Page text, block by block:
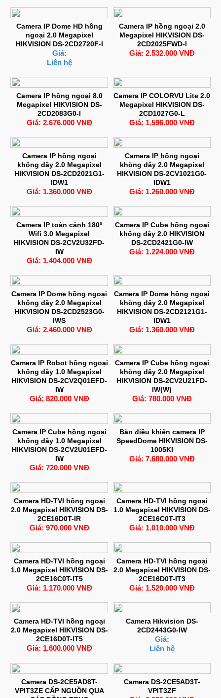
Camera IP Dome HD hồng
ngoại 2.0 Megapixel
HIKVISION DS-2CD2720F-I
Giá:
Liên hệ
Camera IP hồng ngoại 2.0
Megapixel HIKVISION DS-
2CD2025FWD-I
Giá: 2.532.000 VNĐ
Camera IP hồng ngoại 8.0
Megapixel HIKVISION DS-
2CD2083G0-I
Giá: 2.676.000 VNĐ
Camera IP COLORVU Lite 2.0
Megapixel HIKVISION DS-
2CD1027G0-L
Giá: 1.596.000 VNĐ
Camera IP hồng ngoại
không dây 2.0 Megapixel
HIKVISION DS-2CD2021G1-
IDW1
Giá: 1.360.000 VNĐ
Camera IP hồng ngoại
không dây 2.0 Megapixel
HIKVISION DS-2CV1021G0-
IDW1
Giá: 1.260.000 VNĐ
Camera IP toàn cảnh 180º
Wifi 3.0 Megapixel
HIKVISION DS-2CV2U32FD-
IW
Giá: 1.404.000 VNĐ
Camera IP Cube hồng ngoại
không dây 2.0 HIKVISION
DS-2CD2421G0-IW
Giá: 1.224.000 VNĐ
Camera IP Dome hồng ngoại
không dây 2.0 Megapixel
HIKVISION DS-2CD2523G0-
IWS
Giá: 2.460.000 VNĐ
Camera IP Dome hồng ngoại
không dây 2.0 Megapixel
HIKVISION DS-2CD2121G1-
IDW1
Giá: 1.360.000 VNĐ
Camera IP Robot hồng ngoại
không dây 1.0 Megapixel
HIKVISION DS-2CV2Q01EFD-
IW
Giá: 820.000 VNĐ
Camera IP Cube hồng ngoại
không dây 2.0 Megapixel
HIKVISION DS-2CV2U21FD-
IW(W)
Giá: 780.000 VNĐ
Camera IP Cube hồng ngoại
không dây 1.0 Megapixel
HIKVISION DS-2CV2U01EFD-
IW
Giá: 720.000 VNĐ
Bàn điều khiển camera IP
SpeedDome HIKVISION DS-
1005KI
Giá: 7.680.000 VNĐ
Camera HD-TVI hồng ngoại
2.0 Megapixel HIKVISION DS-
2CE16D0T-IR
Giá: 970.000 VNĐ
Camera HD-TVI hồng ngoại
1.0 Megapixel HIKVISION DS-
2CE16C0T-IT3
Giá: 1.010.000 VNĐ
Camera HD-TVI hồng ngoại
1.0 Megapixel HIKVISION DS-
2CE16C0T-IT5
Giá: 1.170.000 VNĐ
Camera HD-TVI hồng ngoại
2.0 Megapixel HIKVISION DS-
2CE16D0T-IT3
Giá: 1.520.000 VNĐ
Camera HD-TVI hồng ngoại
2.0 Megapixel HIKVISION DS-
2CE16D0T-IT5
Giá: 1.600.000 VNĐ
Camera Hikvision DS-
2CD2443G0-IW
Giá:
Liên hệ
Camera DS-2CE5AD8T-
VPIT3ZE CẤP NGUỒN QUA
Camera DS-2CE5AD3T-
VPIT3ZF